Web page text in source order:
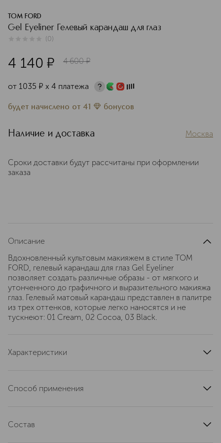
TOM FORD
Gel Eyeliner Гелевый карандаш для глаз
(0)
4 140 ¤ 4 600 ¤
от 1035 ¤ х 4 платежа
будет начислено от 41 бонусов
Наличие и доставка Москва
Сроки доставки будут рассчитаны при оформлении
заказа
Описание
Вдохновленный культовым макияжем в стиле TOM
FORD, гелевый карандаш для глаз Gel Eyeliner
позволяет создать различные образы - от мягкого и
утонченного до графичного и выразительного макияжа
глаз. Гелевый матовый карандаш представлен в палитре
из трех оттенков, которые легко наносятся и не
тускнеют: 01 Cream, 02 Cocoa, 03 Black.
Характеристики
область применения
артикул
T08I030000
Способ применения
помощью Smokey Eye Brush 14.
Состав